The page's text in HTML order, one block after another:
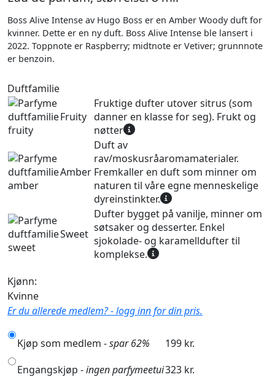
Boss Alive Intense av Hugo Boss er en Amber Woody duft for
kvinner. Dette er en ny duft. Boss Alive Intense ble lansert i
2022. Toppnote er Raspberry; midtnote er Vetiver; grunnnote
er benzoin.
Duftfamilie
Fruity
Fruktige dufter utover sitrus (som
danner en klasse for seg). Frukt og
nøtter
Amber
Duft av
rav/moskusråaromamaterialer.
Fremkaller en duft som minner om
naturen til våre egne menneskelige
dyreinstinkter.
Sweet
Dufter bygget på vanilje, minner om
søtsaker og desserter. Enkel
sjokolade- og karamelldufter til
komplekse.
Kjønn:
Kvinne
Er du allerede medlem? - logg inn for din pris.
Kjøp som medlem -spar 62%
199 kr.
Engangskjøp -ingen parfymeetui323 kr.